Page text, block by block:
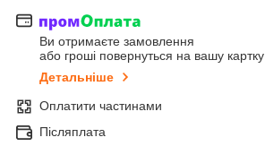
Ви отримаєте замовлення
або гроші повернуться на вашу картку
Детальніше
Оплатити частинами
Післяплата